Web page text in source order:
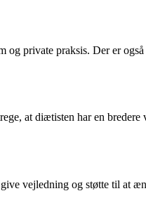
private praksis. Der er
at diætisten har en
vejledning og støtte til at